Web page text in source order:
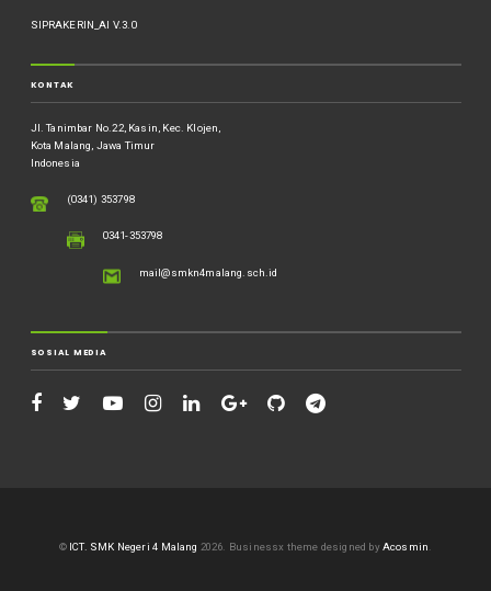
SIPRAKERIN_AI V.3.0
KONTAK
Jl. Tanimbar No.22, Kasin, Kec. Klojen,
Kota Malang, Jawa Timur
Indonesia
(0341) 353798
0341-353798
mail@smkn4malang.sch.id
SOSIAL MEDIA
© ICT. SMK Negeri 4 Malang 2026. Businessx theme designed byAcosmin